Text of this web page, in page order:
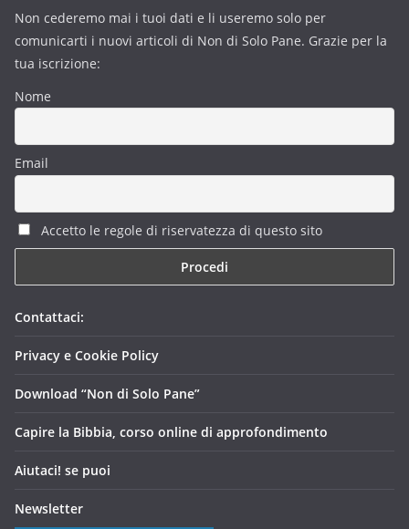
Non cederemo mai i tuoi dati e li useremo solo per
comunicarti i nuovi articoli di Non di Solo Pane. Grazie per la
tua iscrizione:
Nome
Email
Accetto le regole di riservatezza di questo sito
Contattaci:
Privacy e Cookie Policy
Download “Non di Solo Pane”
Capire la Bibbia, corso online di approfondimento
Aiutaci! se puoi
Newsletter